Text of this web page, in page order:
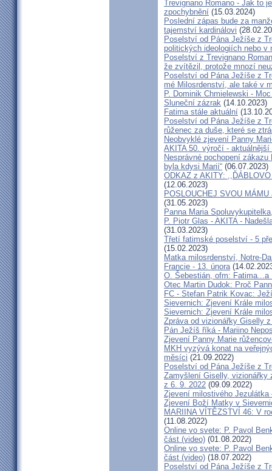
Trevignano Romano - Jak to
zpochybnění (15.03.2024)
Poslední zápas bude za
tajemství kardinálovi
Poselství od Pána Ježíše z
politických ideologiích nebo v
Poselství z Trevignano
že zvítězil, protože mnozí
Poselství od Pána Ježíše z
mé Milosrdenství, ale také v
P. Dominik Chmielewski -
Sluneční zázrak (14.10.2023)
Fatima stále aktuální
Poselství od Pána Ježíše z
růženec za duše, které se
Neobvyklé zjevení Panny
AKITA 50. výročí -
Nesprávné pochopení
byla kdysi Marií“ (06.07.2023)
ODKAZ z AKITY:
(12.06.2023)
POSLOUCHEJ SVOU
(31.05.2023)
Panna Maria
P. Piotr Glas - AKITA -
(31.03.2023)
Třetí fatimské poselství - 5
(15.02.2023)
Matka milosrdenství, Notre-
Francie - 13. února
O. Šebestián, ofm: Fatima...a
Otec Martin Dudok: Proč
FC - Stefan Patrik Kovac:
Sievernich: Zjevení Krále
Sievernich: Zjevení Krále
Zpráva od vizionářky Giselly
Pán Ježíš říká - Mariino
Zjevení Panny Marie
MKH vyzývá konat na
měsíci (21.09.2022)
Poselství od Pána Ježíše z
Zamyšlení Giselly, vizionářky
z 6. 9. 2022 (09.09.2022)
Zjevení milostivého Jezulátka
Zjevení Boží Matky v
MARIINA VÍTĚZSTVÍ 46: V
(11.08.2022)
Online vo svete: P. Pavol
část (video) (01.08.2022)
Online vo svete: P. Pavol
část (video) (18.07.2022)
Poselství od Pána Ježíše z